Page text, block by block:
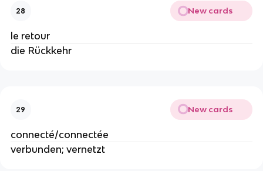
28 New cards
le retour
die Rückkehr
29 New cards
connecté/connectée
verbunden; vernetzt